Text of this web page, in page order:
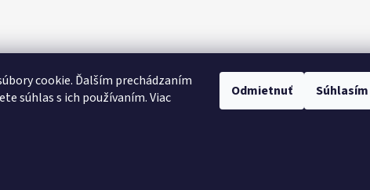
cookie. Ďalším prechádzaním
súhlas s ich používaním. Viac
Odmietnuť Súhlasím